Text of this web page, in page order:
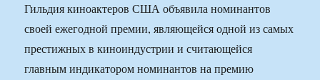
Гильдия киноактеров США объявила номинантов
своей ежегодной премии, являющейся одной из самых
престижных в киноиндустрии и считающейся
главным индикатором номинантов на премию